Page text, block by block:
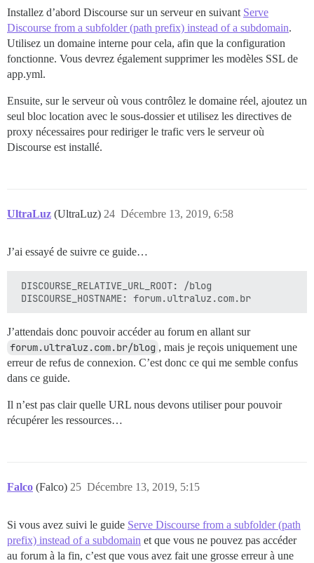
proxy_set_header X-Forwarded-For
    }
                       location /javascripts {
        proxy_set_header Host forum.ultraluz.com.br;
proxy_pass https://forum.ultraluz.com.br/
proxy_redirect https://
        proxy_set_header X-Real-IP $remote_addr;
proxy_set_header X-Forwarded-For
    }
                            location /logs {
proxy_set_header X-Forwarded-For
    }
                                  location /u {
        proxy_set_header Host forum.ultraluz.com.br;
proxy_redirect https://
        proxy_set_header X-Real-IP $remote_addr;
Installez d’abord Discourse sur un serveur en suivant Serve
Discourse from a subfolder (path prefix) instead of a subdomain.
Utilisez un domaine interne pour cela, afin que la configuration
fonctionne. Vous devrez également supprimer les modèles SSL de
app.yml.
Ensuite, sur le serveur où vous contrôlez le domaine réel, ajoutez un
seul bloc location avec le sous-dossier et utilisez les directives de
proxy nécessaires pour rediriger le trafic vers le serveur où
Discourse est installé.
UltraLuz (UltraLuz) Décembre 13, 2019, 6:58
24
J’ai essayé de suivre ce guide…
DISCOURSE_RELATIVE_URL_ROOT: /blog
J’attendais donc pouvoir accéder au forum en allant sur
forum.ultraluz.com.br/blog , mais je reçois uniquement une
erreur de refus de connexion. C’est donc ce qui me semble confus
dans ce guide.
Il n’est pas clair quelle URL nous devons utiliser pour pouvoir
récupérer les ressources…
Falco (Falco) Décembre 13, 2019, 5:15
25
Si vous avez suivi le guide Serve Discourse from a subfolder (path
prefix) instead of a subdomain et que vous ne pouvez pas accéder
au forum à la fin, c’est que vous avez fait une grosse erreur à une